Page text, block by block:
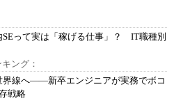
って実は「稼げる仕事」？ IT職種別
ング：
界線へ――新卒エンジニアが実務でボコ
戦略